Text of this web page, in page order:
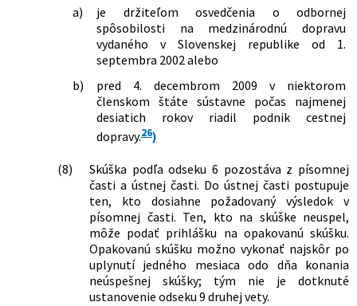
a)
je držiteľom osvedčenia o odbornej
spôsobilosti na medzinárodnú dopravu
vydaného v Slovenskej republike od 1.
septembra 2002 alebo
b)
pred 4. decembrom 2009 v niektorom
členskom štáte sústavne počas najmenej
desiatich rokov riadil podnik cestnej
dopravy.26)
(8)
Skúška podľa odseku 6 pozostáva z písomnej
časti a ústnej časti. Do ústnej časti postupuje
ten, kto dosiahne požadovaný výsledok v
písomnej časti. Ten, kto na skúške neuspel,
môže podať prihlášku na opakovanú skúšku.
Opakovanú skúšku možno vykonať najskôr po
uplynutí jedného mesiaca odo dňa konania
neúspešnej skúšky; tým nie je dotknuté
ustanovenie odseku 9 druhej vety.